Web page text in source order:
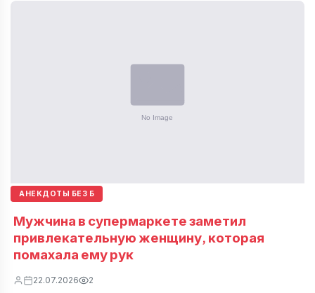
АНЕКДОТЫ БЕЗ Б
Мужчина в супермаркете заметил
привлекательную женщину, которая
помахала ему рук
22.07.2026 2